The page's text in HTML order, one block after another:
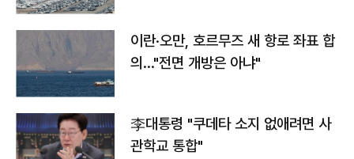
이란·오만, 호르무즈 새 항로 좌표 합
의…"전면 개방은 아냐"
李대통령 "쿠데타 소지 없애려면 사
관학교 통합"